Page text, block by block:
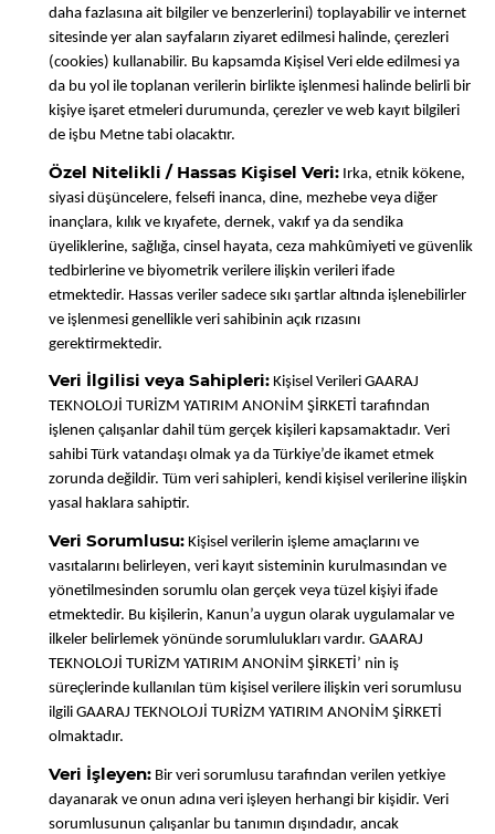
daha fazlasına ait bilgiler ve benzerlerini) toplayabilir ve internet
sitesinde yer alan sayfaların ziyaret edilmesi halinde, çerezleri
(cookies) kullanabilir. Bu kapsamda Kişisel Veri elde edilmesi ya
da bu yol ile toplanan verilerin birlikte işlenmesi halinde belirli bir
kişiye işaret etmeleri durumunda, çerezler ve web kayıt bilgileri
de işbu Metne tabi olacaktır.
Özel Nitelikli / Hassas Kişisel Veri: Irka, etnik kökene,
siyasi düşüncelere, felsefi inanca, dine, mezhebe veya diğer
inançlara, kılık ve kıyafete, dernek, vakıf ya da sendika
üyeliklerine, sağlığa, cinsel hayata, ceza mahkûmiyeti ve güvenlik
tedbirlerine ve biyometrik verilere ilişkin verileri ifade
etmektedir. Hassas veriler sadece sıkı şartlar altında işlenebilirler
ve işlenmesi genellikle veri sahibinin açık rızasını
gerektirmektedir.
Veri İlgilisi veya Sahipleri: Kişisel Verileri GAARAJ
TEKNOLOJİ TURİZM YATIRIM ANONİM ŞİRKETİ tarafından
işlenen çalışanlar dahil tüm gerçek kişileri kapsamaktadır. Veri
sahibi Türk vatandaşı olmak ya da Türkiye’de ikamet etmek
zorunda değildir. Tüm veri sahipleri, kendi kişisel verilerine ilişkin
yasal haklara sahiptir.
Veri Sorumlusu: Kişisel verilerin işleme amaçlarını ve
vasıtalarını belirleyen, veri kayıt sisteminin kurulmasından ve
yönetilmesinden sorumlu olan gerçek veya tüzel kişiyi ifade
etmektedir. Bu kişilerin, Kanun’a uygun olarak uygulamalar ve
ilkeler belirlemek yönünde sorumlulukları vardır. GAARAJ
TEKNOLOJİ TURİZM YATIRIM ANONİM ŞİRKETİ’ nin iş
süreçlerinde kullanılan tüm kişisel verilere ilişkin veri sorumlusu
ilgili GAARAJ TEKNOLOJİ TURİZM YATIRIM ANONİM ŞİRKETİ
olmaktadır.
Veri İşleyen: Bir veri sorumlusu tarafından verilen yetkiye
dayanarak ve onun adına veri işleyen herhangi bir kişidir. Veri
sorumlusunun çalışanlar bu tanımın dışındadır, ancak